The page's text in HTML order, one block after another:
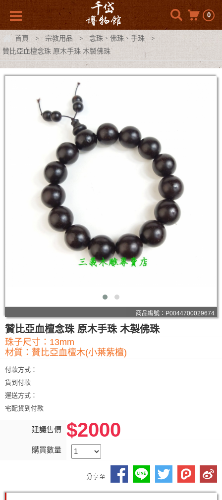
0
首頁 > 宗教用品 > 念珠、佛珠、手珠 >
贊比亞血檀念珠 原木手珠 木製佛珠
商品編號：P0044700029674
贊比亞血檀念珠 原木手珠 木製佛珠
珠子尺寸：13mm
材質：贊比亞血檀木(小葉紫檀)
付款方式：
貨到付款
運送方式：
宅配貨到付款
建議售價 $2000
購買數量
分享至